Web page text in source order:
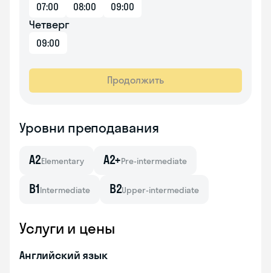
07:00 08:00 09:00
Четверг
09:00
Продолжить
Уровни преподавания
A2Elementary A2+Pre-intermediate
B1Intermediate B2Upper-intermediate
Услуги и цены
Английский язык